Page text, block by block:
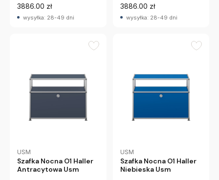
3886.00 zł
wysyłka: 28-49 dni
3886.00 zł
wysyłka: 28-49 dni
USM
Szafka Nocna O1 Haller
Antracytowa Usm
USM
Szafka Nocna O1 Haller
Niebieska Usm